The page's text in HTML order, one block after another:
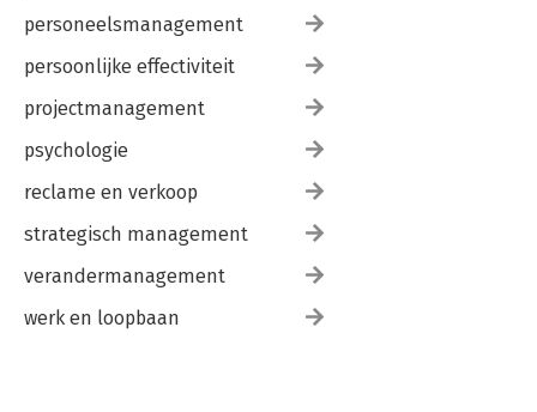
personeelsmanagement
persoonlijke effectiviteit
projectmanagement
psychologie
reclame en verkoop
strategisch management
verandermanagement
werk en loopbaan